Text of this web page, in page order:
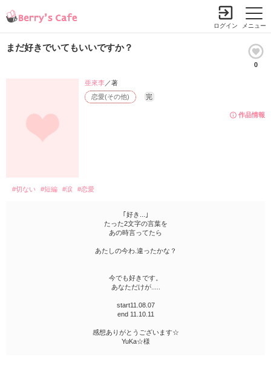
メニュー
ログイン
まだ好きでいてもいいですか？
0
作品情報
恋愛(その他) 完
亜來李／著
#切ない #短編 #涙 #恋愛
｢好き...｣
たった2文字の言葉を
あの時言ってたら
あたしの今わ.違ったかな？
今でも好きです。
あなただけが.....
start11.08.07
end 11.10.11
感想ありがとうございます☆
YuKa☆様